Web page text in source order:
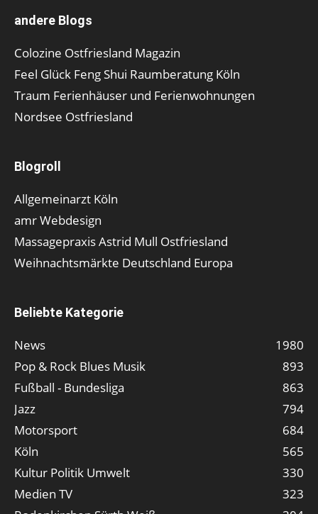
andere Blogs
Colozine Ostfriesland Magazin
Feel Glück Feng Shui Raumberatung Köln
Traum Ferienhäuser und Ferienwohnungen
Nordsee Ostfriesland
Blogroll
Allgemeinarzt Köln
amr Webdesign
Massagepraxis Astrid Mull Ostfriesland
Weihnachtsmärkte Deutschland Europa
Beliebte Kategorie
News
1980
Pop & Rock Blues Musik
893
Fußball - Bundesliga
863
Jazz
794
Motorsport
684
Köln
565
Kultur Politik Umwelt
330
Medien TV
323